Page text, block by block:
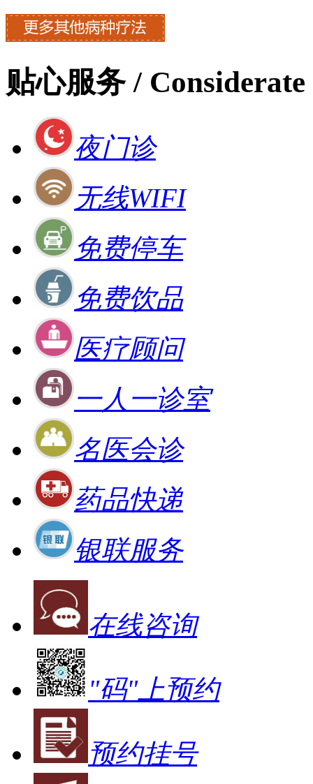
贴心服务 / Considerate
夜门诊
无线WIFI
免费停车
免费饮品
医疗顾问
一人一诊室
名医会诊
药品快递
银联服务
在线咨询
"码"上预约
预约挂号